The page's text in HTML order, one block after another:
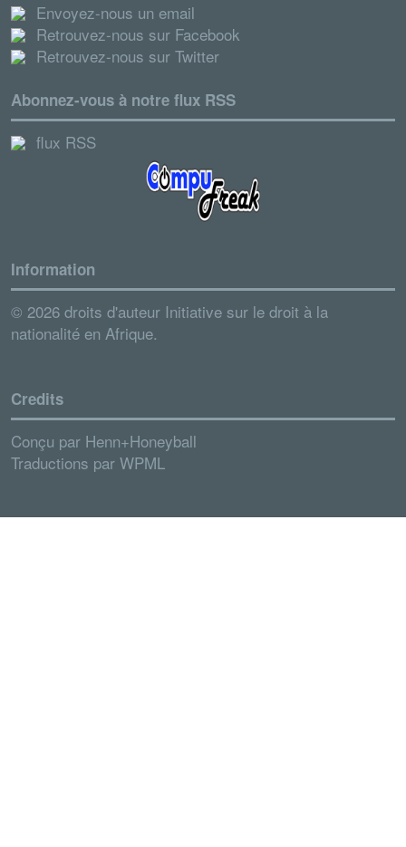
Envoyez-nous un email
Retrouvez-nous sur Facebook
Retrouvez-nous sur Twitter
Abonnez-vous à notre flux RSS
flux RSS
Information
© 2026 droits d'auteur Initiative sur le droit à la
nationalité en Afrique.
Credits
Conçu par Henn+Honeyball
Traductions par WPML